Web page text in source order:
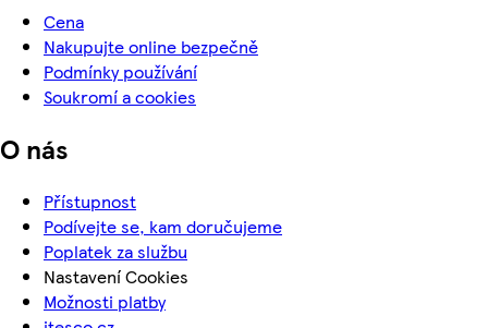
Cena
Nakupujte online bezpečně
Podmínky používání
Soukromí a cookies
O nás
Přístupnost
Podívejte se, kam doručujeme
Poplatek za službu
Nastavení Cookies
Možnosti platby